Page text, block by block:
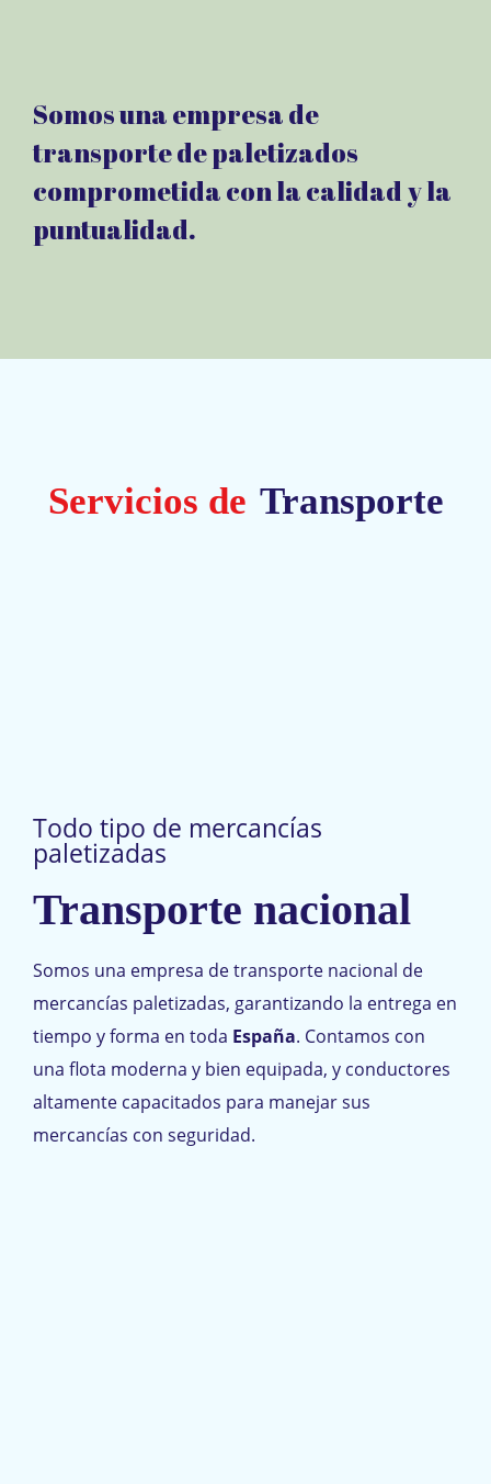
Somos una empresa de
transporte de paletizados
comprometida con la calidad y la
puntualidad.
Servicios de Transporte
Todo tipo de mercancías
paletizadas
Transporte nacional
Somos una empresa de transporte nacional de
mercancías paletizadas, garantizando la entrega en
tiempo y forma en toda España. Contamos con
una flota moderna y bien equipada, y conductores
altamente capacitados para manejar sus
mercancías con seguridad.